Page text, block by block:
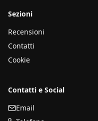
Sezioni
Recensioni
Contatti
Cookie
Contatti e Social
Email